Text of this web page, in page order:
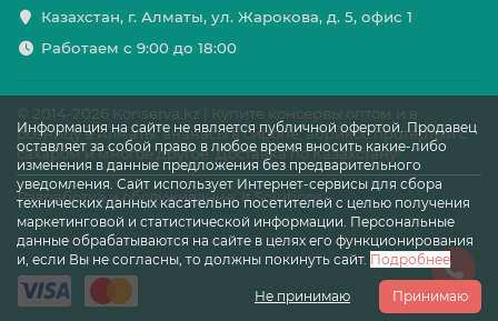
Информация на сайте не является публичной офертой. Продавец
оставляет за собой право в любое время вносить какие-либо
изменения в данные предложения без предварительного
уведомления. Сайт использует Интернет-сервисы для сбора
технических данных касательно посетителей с целью получения
маркетинговой и статистической информации. Персональные
данные обрабатываются на сайте в целях его функционирования
и, если Вы не согласны, то должны покинуть сайт. Подробнее
Не принимаю Принимаю
Казахстан, г. Алматы, ул. Жарокова, д. 5, офис 1
Работаем с 9:00 до 18:00
© 2014-2026 Konserva.kz | Купите консервы оптом и в
розницу в Алматы: ананасы в сиропе, абрикос протёртый с
сахаром и многое другое. Доставка по Казахстану!
Разработка и обслуживание: It Solutions